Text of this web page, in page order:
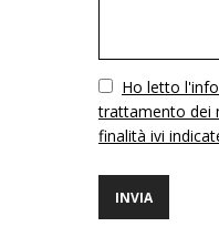
VuotoHo letto
trattamento dei
finalità ivi